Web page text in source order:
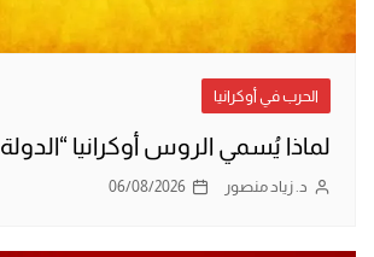
الحرب في أوكرانيا
لماذا يُسمي الروس أوكرانيا “الدولة 404″؟
د. زياد منصور 06/08/2026